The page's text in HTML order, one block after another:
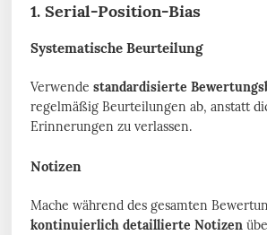
1. Serial-Position-Bias
Systematische Beurteilung
Verwendestandardisierte
regelmäßig Beurteilungen ab, anstatt
Erinnerungen zu verlassen.
Notizen
Mache während des gesamten
kontinuierlich detaillierte Notizen